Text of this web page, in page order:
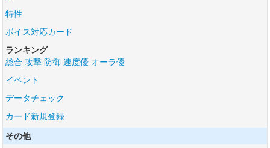
特性
ボイス対応カード
ランキング
総合 攻撃 防御 速度優 オーラ優
イベント
データチェック
カード新規登録
その他